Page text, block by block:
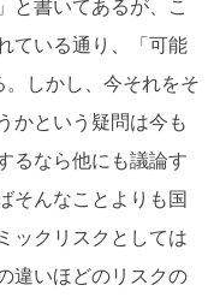
と書いてあるが、こ
ている通り、「可能
。しかし、今それをそ
かという疑問は今も
るなら他にも議論す
そんなことよりも国
ックリスクとしては
違いほどのリスクの